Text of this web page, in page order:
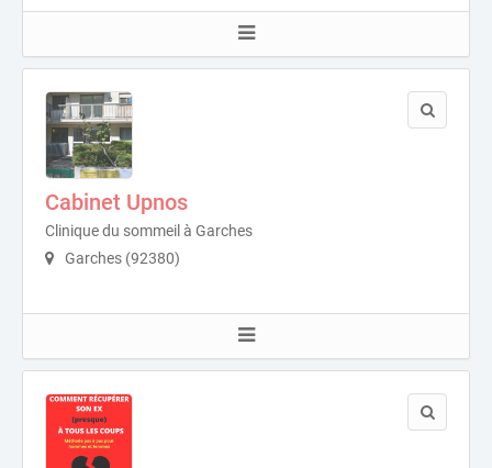
Cabinet Upnos
Clinique du sommeil à Garches
Garches (92380)